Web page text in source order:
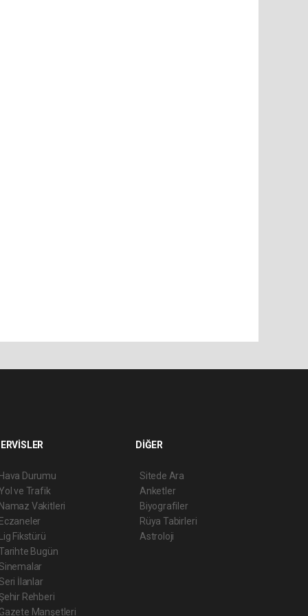
Durumu
ve Trafik
Vakitleri
Fikstürü
Bugün
İlanlar
Rehberi
Manşetleri
DİĞER
Sitede Ara
Anketler
Biyografiler
Rüya Tabirleri
Astroloji